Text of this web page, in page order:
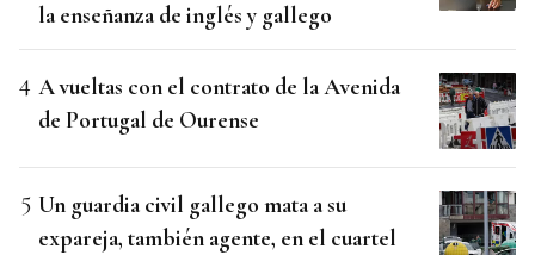
la enseñanza de inglés y gallego
A vueltas con el contrato de la Avenida
de Portugal de Ourense
Un guardia civil gallego mata a su
expareja, también agente, en el cuartel